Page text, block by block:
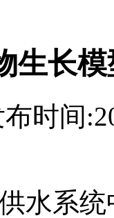
生长
时间:
水系